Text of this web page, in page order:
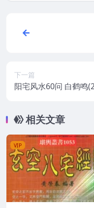
下一篇
相关文章
VIP